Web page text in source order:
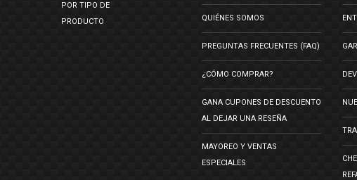
POR TIPO DE
PRODUCTO
QUIÉNES SOMOS
PREGUNTAS FRECUENTES (FAQ)
¿CÓMO COMPRAR?
GANA CUPONES DE DESCUENTO
AL DEJAR UNA RESEÑA
MAYOREO Y VENTAS
ESPECIALES